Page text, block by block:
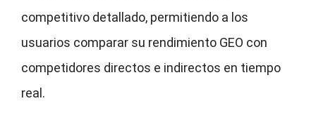
competitivo detallado, permitiendo a los
usuarios comparar su rendimiento GEO con
competidores directos e indirectos en tiempo
real.